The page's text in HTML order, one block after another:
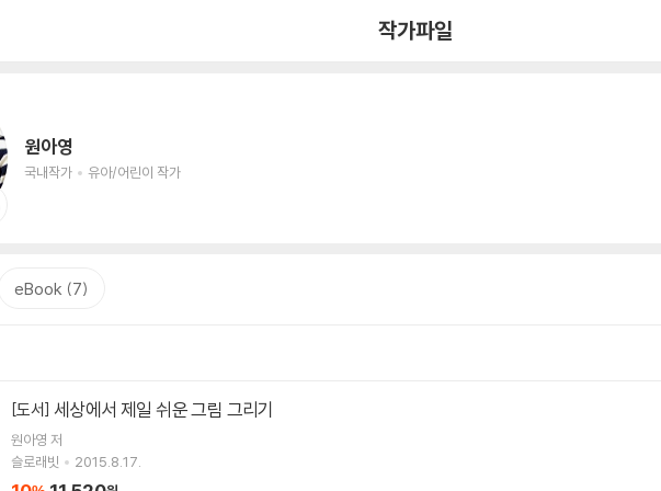
작가파일
원아영
국내작가 유아/어린이 작가
eBook (7)
[도서] 세상에서 제일 쉬운 그림 그리기
원아영 저
슬로래빗
2015.8.17.